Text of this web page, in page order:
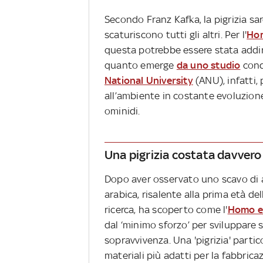
Secondo Franz Kafka, la pigrizia
scaturiscono tutti gli altri. Per l'
questa potrebbe essere stata
quanto emerge da uno studio
National University(ANU), infatti,
all’ambiente in costante
ominidi.
Una pigrizia costata
Dopo aver osservato uno scavo
arabica, risalente alla prima età
ricerca, ha scoperto come l'Homo
dal ‘minimo sforzo’ per
sopravvivenza. Una 'pigrizia'
materiali più adatti per la